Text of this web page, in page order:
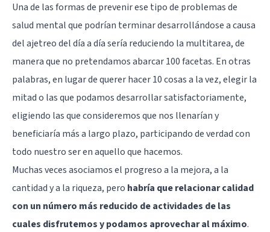
Una de las formas de prevenir ese tipo de problemas de
salud mental que podrían terminar desarrollándose a causa
del ajetreo del día a día sería reduciendo la multitarea, de
manera que no pretendamos abarcar 100 facetas. En otras
palabras, en lugar de querer hacer 10 cosas a la vez, elegir la
mitad o las que podamos desarrollar satisfactoriamente,
eligiendo las que consideremos que nos llenarían y
beneficiaría más a largo plazo, participando de verdad con
todo nuestro ser en aquello que hacemos.
Muchas veces asociamos el progreso a la mejora, a la
cantidad y a la riqueza, pero habría que relacionar calidad
con un número más reducido de actividades de las
cuales disfrutemos y podamos aprovechar al máximo.